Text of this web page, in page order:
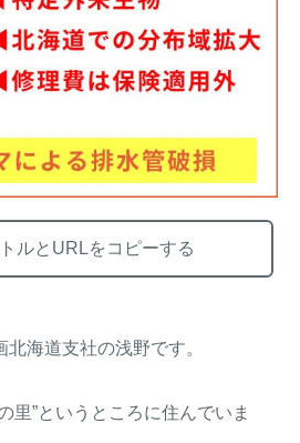
め
クビシン被害を減らすため
に」【2024年版】
お役立ち資料
オンライン
ショップ
ルとURLをコピーする
海道支社の浅野です。
里”というところに住んでいま